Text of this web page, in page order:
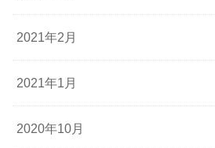
2021年2月
2021年1月
2020年10月